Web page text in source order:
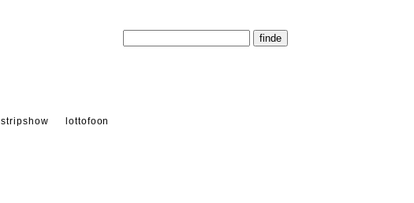
stripshow lottofoon